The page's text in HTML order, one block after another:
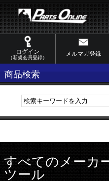
ログイン
（新規会員登録）
メルマガ登録
商品検索
すべてのメーカ
ツール